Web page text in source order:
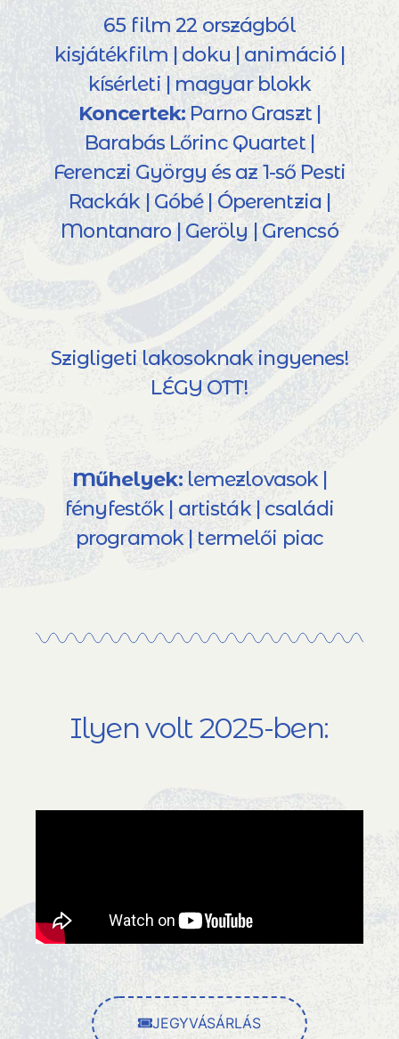
65 film 22 országból
kisjátékfilm | doku | animáció |
kísérleti | magyar blokk
Koncertek: Parno Graszt |
Barabás Lőrinc Quartet |
Ferenczi György és az 1-ső Pesti
Rackák | Góbé | Óperentzia |
Montanaro | Geröly | Grencsó
Szigligeti lakosoknak ingyenes!
LÉGY OTT!
Műhelyek:lemezlovasok |
fényfestők | artisták | családi
programok | termelői piac
Ilyen volt 2025-ben:
JEGYVÁSÁRLÁS